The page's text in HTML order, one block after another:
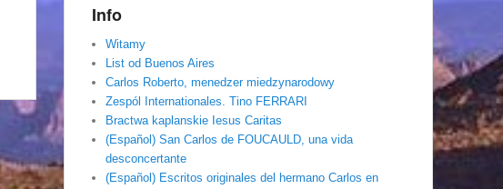
Info
Witamy
List od Buenos Aires
Carlos Roberto, menedzer miedzynarodowy
Zespól Internationales. Tino FERRARI
Bractwa kaplanskie Iesus Caritas
(Español) San Carlos de FOUCAULD, una vida
desconcertante
(Español) Escritos originales del hermano Carlos en